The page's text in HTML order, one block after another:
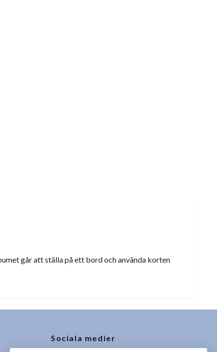
går att ställa på ett bord och använda korten
Sociala medier